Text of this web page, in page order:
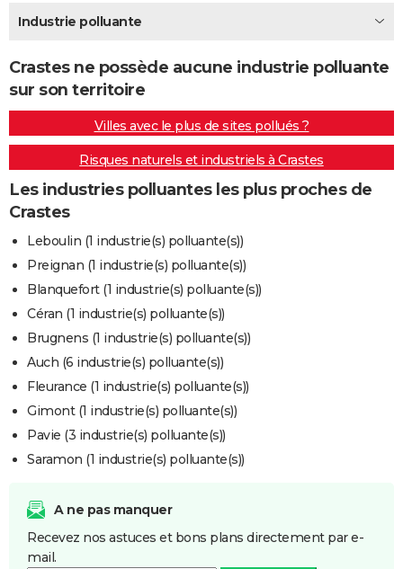
Destinations
City break
Voyage nature
Voyage de noces
Forum
Climat
+PHOTO
GUIDES D'ACHAT
BONS PLANS
CARTE DE VOEUX
Carte de Noël
Carte Bonne année
Carte Saint-Valentin
Carte d'anniversaire
DICTIONNAIRE
Dictionnaire
Biographies
Citations
Expressions
Proverbes
PROGRAMME TV
COPAINS D'AVANT
S'inscrire
Se connecter
Lycées
Collèges
Primaires
Universités
Entreprises
Service militaire
Avis de recherche
AVIS DE DÉCÈS
FORUM
Bricolage
Lifestyle
Culture
Sport
Auto
Television
Voyage
Cinema
Industrie polluante
Crastes ne possède aucune industrie polluante
sur son territoire
Villes avec le plus de sites pollués ?
Risques naturels et industriels à Crastes
Les industries polluantes les plus proches de
Crastes
Leboulin (1 industrie(s) polluante(s))
Preignan (1 industrie(s) polluante(s))
Blanquefort (1 industrie(s) polluante(s))
Céran (1 industrie(s) polluante(s))
Brugnens (1 industrie(s) polluante(s))
Auch (6 industrie(s) polluante(s))
Fleurance (1 industrie(s) polluante(s))
Gimont (1 industrie(s) polluante(s))
Pavie (3 industrie(s) polluante(s))
Saramon (1 industrie(s) polluante(s))
A ne pas manquer
Recevez nos astuces et bons plans directement par e-
mail.